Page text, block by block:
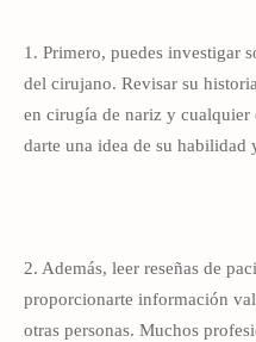
1. Primero, puedes investigar
del cirujano. Revisar su
en cirugía de nariz y cualquier
darte una idea de su habilidad
2. Además, leer reseñas de
proporcionarte información
otras personas. Muchos